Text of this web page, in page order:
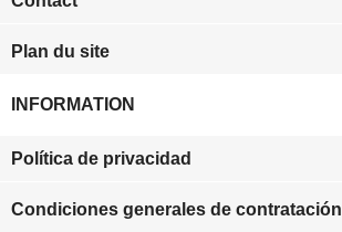
Plan du site
INFORMATION
Política de privacidad
Condiciones generales de contratación